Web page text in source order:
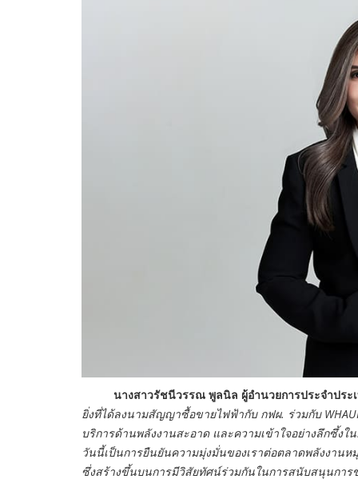
นางสาวรัชนีวรรณ พูลนิล ผู้อำนวยการประจำประเ
ยิ่งที่ได้ลงนามสัญญาซื้อขายไฟฟ้ากับ กฟผ. ร่วมกับ
บริการด้านพลังงานสะอาด และความเข้าใจอย่างลึกซึ้ง
วันนี้เป็นการยืนยันความมุ่งมั่นของเราต่อตลาดพลังงานห
ซึ่งสร้างขึ้นบนการมีวิสัยทัศน์ร่วมกันในการสนับสนุนการ